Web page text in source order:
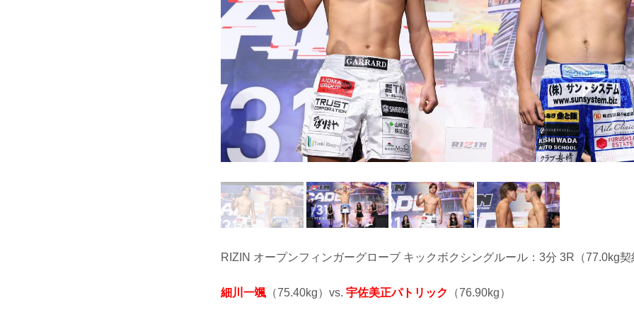
RIZIN オープンフィンガーグローブ キックボクシングルール：3分 3R（77.0kg契
細川一颯 （75.40kg）vs. 宇佐美正パトリック （76.90kg）